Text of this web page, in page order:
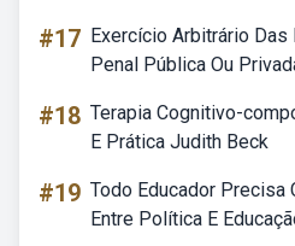
#17 Exercício Arbitrário
Penal Pública Ou
#18 Terapia Cognitivo-
E Prática Judith Beck
#19 Todo Educador Precisa
Entre Política E